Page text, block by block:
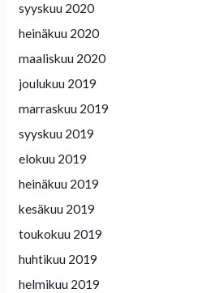
syyskuu 2020
heinäkuu 2020
maaliskuu 2020
joulukuu 2019
marraskuu 2019
syyskuu 2019
elokuu 2019
heinäkuu 2019
kesäkuu 2019
toukokuu 2019
huhtikuu 2019
helmikuu 2019